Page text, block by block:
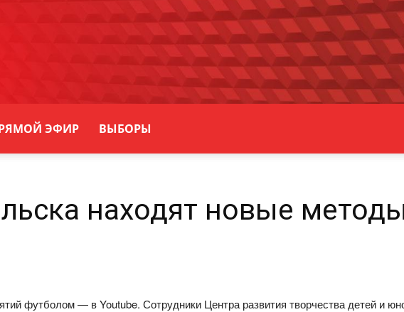
ЭФИР ВЫБОРЫ
находят новые
футболом — в Youtube. Сотрудники Центра развития творчества детей и